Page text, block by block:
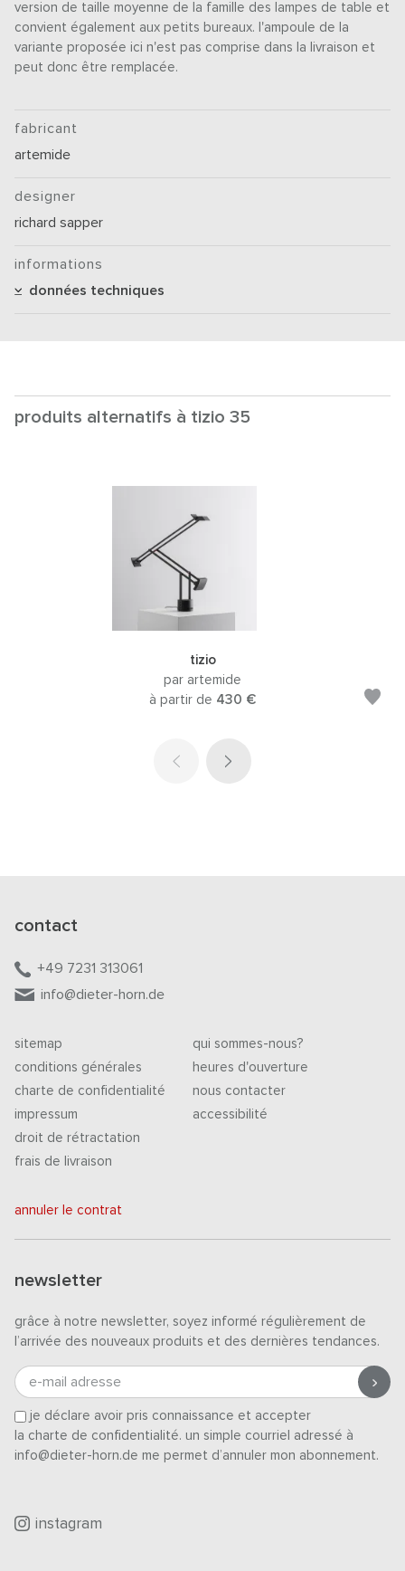
version de taille moyenne de la famille des lampes de table et
convient également aux petits bureaux. l'ampoule de la
variante proposée ici n'est pas comprise dans la livraison et
peut donc être remplacée.
fabricant
artemide
designer
richard sapper
informations
données techniques
produits alternatifs à tizio 35
tizio
par artemide
à partir de 430 €
contact
+49 7231 313061
info@dieter-horn.de
sitemap
conditions générales
charte de confidentialité
impressum
droit de rétractation
frais de livraison
qui sommes-nous?
heures d'ouverture
nous contacter
accessibilité
annuler le contrat
newsletter
grâce à notre newsletter, soyez informé régulièrement de
l’arrivée des nouveaux produits et des dernières tendances.
e-mail adresse
je déclare avoir pris connaissance et accepter
la charte de confidentialité. un simple courriel adressé à
info@dieter-horn.de me permet d’annuler mon abonnement.
instagram